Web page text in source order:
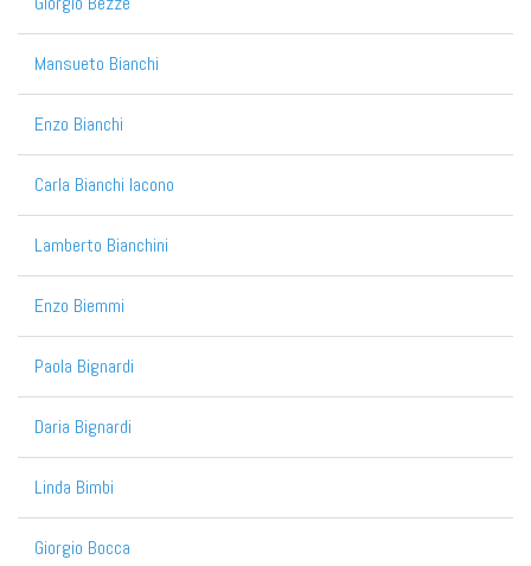
Mansueto Bianchi
Enzo Bianchi
Carla Bianchi Iacono
Lamberto Bianchini
Enzo Biemmi
Paola Bignardi
Daria Bignardi
Linda Bimbi
Giorgio Bocca